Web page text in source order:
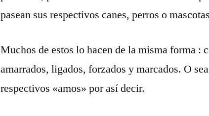
pasean sus respectivos canes, perros o
Muchos de estos lo hacen de la misma forma :
amarrados, ligados, forzados y marcados. O
respectivos «amos» por así decir.